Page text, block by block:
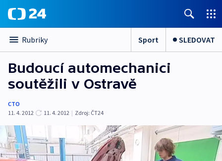
Rubriky Sport SLEDOVAT
Budoucí automechanici
soutěžili v Ostravě
CTO
11. 4. 2012
11. 4. 2012 | Zdroj: ČT24